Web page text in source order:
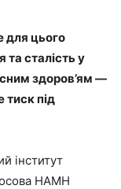
для цього
та сталість у
здоров’ям —
тиск під
інститут
НАМН